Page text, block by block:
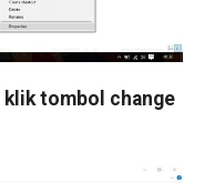
klik tombol change